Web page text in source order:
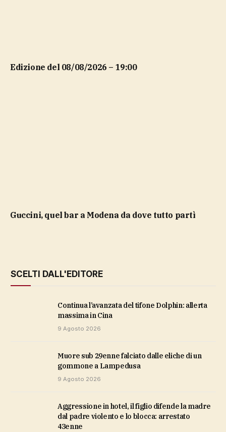
Edizione del 08/08/2026 – 19:00
Guccini, quel bar a Modena da dove tutto partì
SCELTI DALL'EDITORE
Continua l’avanzata del tifone Dolphin: allerta
massima in Cina
9 Agosto 2026
Muore sub 29enne falciato dalle eliche di un
gommone a Lampedusa
9 Agosto 2026
Aggressione in hotel, il figlio difende la madre
dal padre violento e lo blocca: arrestato
43enne